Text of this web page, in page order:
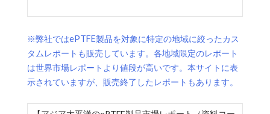
※弊社ではePTFE製品を対象に特定の地域に絞ったカス
タムレポートも販売しています。各地域限定のレポート
は世界市場レポートより値段が高いです。本サイトに表
示されていますが、販売終了したレポートもあります。